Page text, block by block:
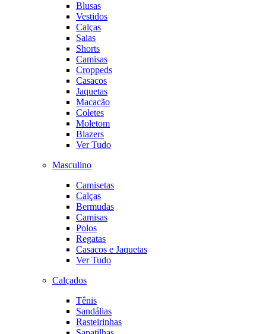
Blusas
Vestidos
Calças
Saias
Shorts
Camisas
Croppeds
Casacos
Jaquetas
Macacão
Coletes
Moletom
Blazers
Ver Tudo
Masculino
Camisetas
Calças
Bermudas
Camisas
Polos
Regatas
Casacos e Jaquetas
Ver Tudo
Calçados
Tênis
Sandálias
Rasteirinhas